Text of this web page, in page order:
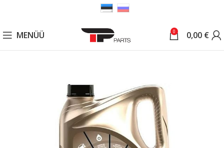
MENÜÜ 0 0,00 €